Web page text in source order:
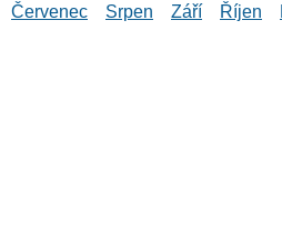
Červenec
Srpen Září Říjen